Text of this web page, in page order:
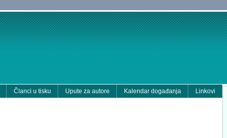
Članci u tisku Upute za autore Kalendar događanja Linkovi